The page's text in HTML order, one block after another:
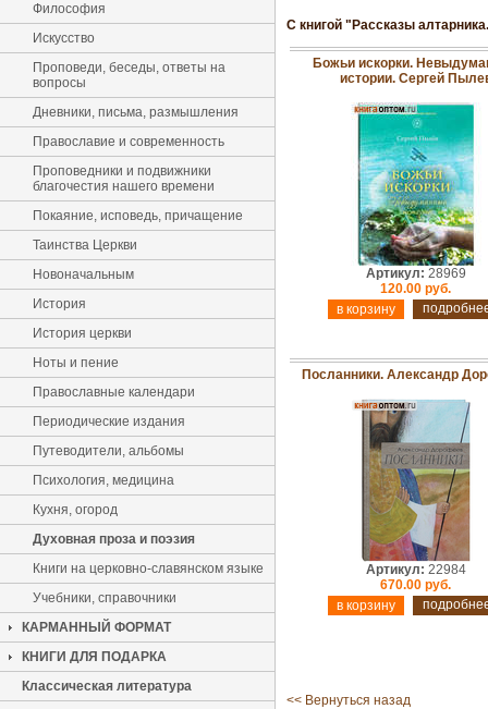
Философия
Искусство
Проповеди, беседы, ответы на
вопросы
Дневники, письма, размышления
Православие и современность
Проповедники и подвижники
благочестия нашего времени
Покаяние, исповедь, причащение
Таинства Церкви
Новоначальным
История
История церкви
Ноты и пение
Православные календари
Периодические издания
Путеводители, альбомы
Психология, медицина
Кухня, огород
Духовная проза и поэзия
Книги на церковно-славянском языке
Учебники, справочники
КАРМАННЫЙ ФОРМАТ
КНИГИ ДЛЯ ПОДАРКА
Классическая литература
С книгой "Рассказы
Божьи искорки.
истории. Сергей
Артикул: 28969
120.00 руб.
Посланники. Александр
Артикул: 22984
670.00 руб.
<< Вернуться назад